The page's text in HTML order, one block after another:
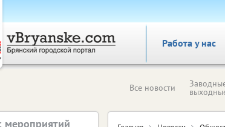
Работа у нас
Все новости
мероприятий